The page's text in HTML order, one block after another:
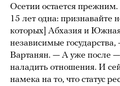
Осетии остается
15 лет одна: признавайте
которых] Абхазия и
независимые
Вартанян. — А уже после
наладить отношения. И
намека на то, что статус